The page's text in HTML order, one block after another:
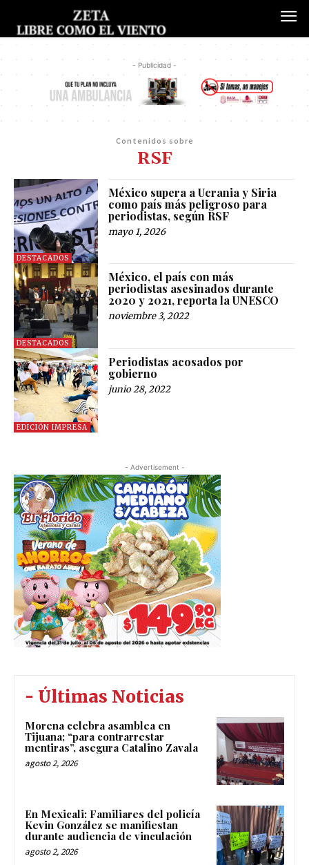
- Publicidad -
Contenidos sobre
RSF
DESTACADOS
México supera a Ucrania y Siria
como país más peligroso para
periodistas, según RSF
mayo 1, 2026
DESTACADOS
México, el país con más
periodistas asesinados durante
2020 y 2021, reporta la UNESCO
noviembre 3, 2022
EDICIÓN IMPRESA
Periodistas acosados por
gobierno
junio 28, 2022
- Advertisement -
- Últimas Noticias
Morena celebra asamblea en
Tijuana; “para contrarrestar
mentiras”, asegura Catalino Zavala
agosto 2, 2026
En Mexicali: Familiares del policía
Kevin González se manifiestan
durante audiencia de vinculación
agosto 2, 2026